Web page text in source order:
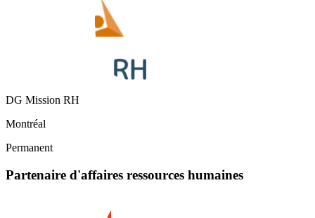
DG Mission RH
Montréal
Permanent
Partenaire d'affaires ressources humaines